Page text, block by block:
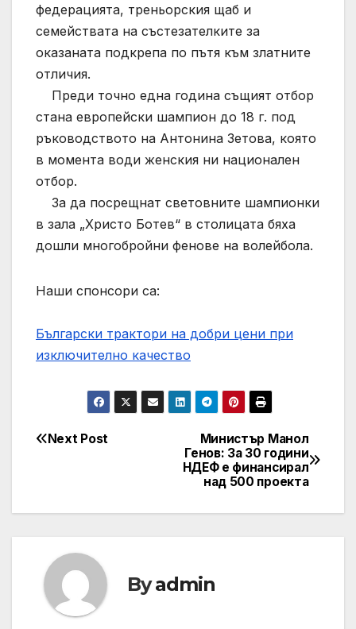
федерацията, треньорския щаб и
семействата на състезателките за
оказаната подкрепа по пътя към златните
отличия.
Преди точно една година същият отбор
стана европейски шампион до 18 г. под
ръководството на Антонина Зетова, която
в момента води женския ни национален
отбор.
За да посрещнат световните шампионки
в зала „Христо Ботев“ в столицата бяха
дошли многобройни фенове на волейбола.
Наши спонсори са:
Български трактори на добри цени при
изключително качество
Post
Министър Манол
Генов: За 30 години
НДЕФ е финансирал
над 500 проекта
Next Post
Byadmin